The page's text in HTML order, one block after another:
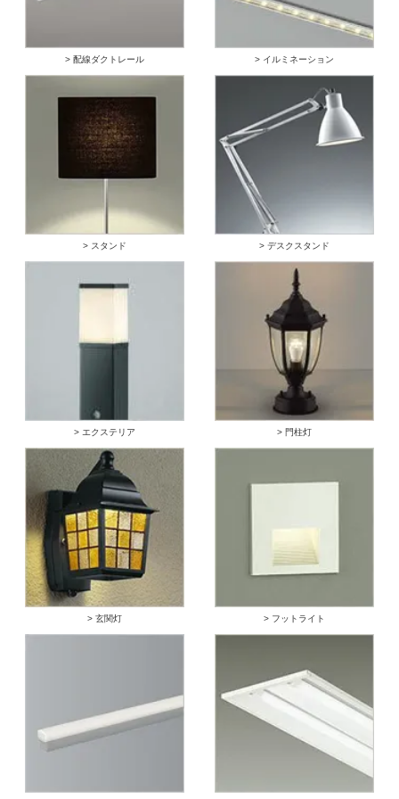
> 配線ダクトレール > イルミネーション
> スタンド > デスクスタンド
> エクステリア > 門柱灯
> 玄関灯 > フットライト